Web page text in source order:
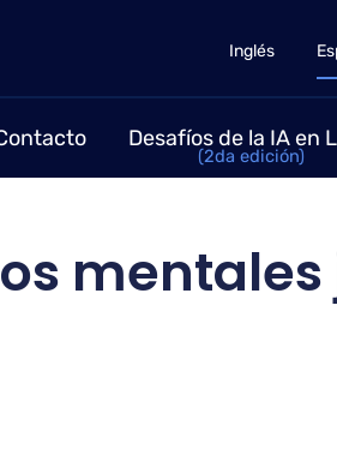
Inglés
Desafíos de la IA en
(2da edición)
mentales